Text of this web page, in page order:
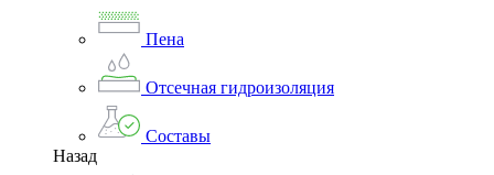
Пена
Отсечная гидроизоляция
Составы
Назад